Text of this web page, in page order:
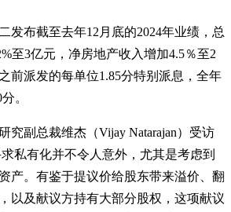
发布截至去年12月底的2024年业绩，总
至3亿元，净房地产收入增加4.5％至2
前派发的每单位1.85分特别派息，全年
。
究副总裁维杰（Vijay Natarajan）受访
私有化并不令人意外，尤其是考虑到
产。有鉴于提议价给股东带来溢价、翻
以及献议方持有大部分股权，这项献议